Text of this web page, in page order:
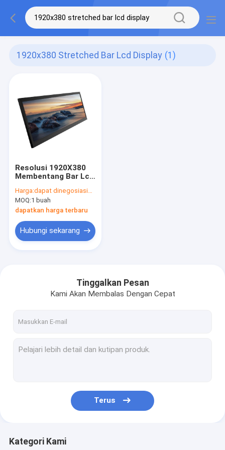
1920x380 Stretched Bar Lcd Display (1)
Resolusi 1920X380
Membentang Bar Lcd
untuk iklan
Harga:dapat dinegosiasikan
MOQ:1 buah
dapatkan harga terbaru
Hubungi sekarang
Tinggalkan Pesan
Kami Akan Membalas Dengan Cepat
Terus
Kategori Kami